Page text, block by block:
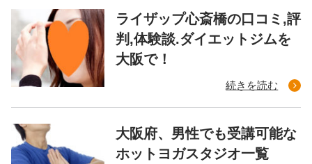
ライザップ心斎橋の口コミ,評
判,体験談.ダイエットジムを
大阪で！
続きを読む
大阪府、男性でも受講可能な
ホットヨガスタジオ一覧